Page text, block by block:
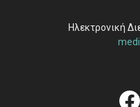
Ηλεκτρονική